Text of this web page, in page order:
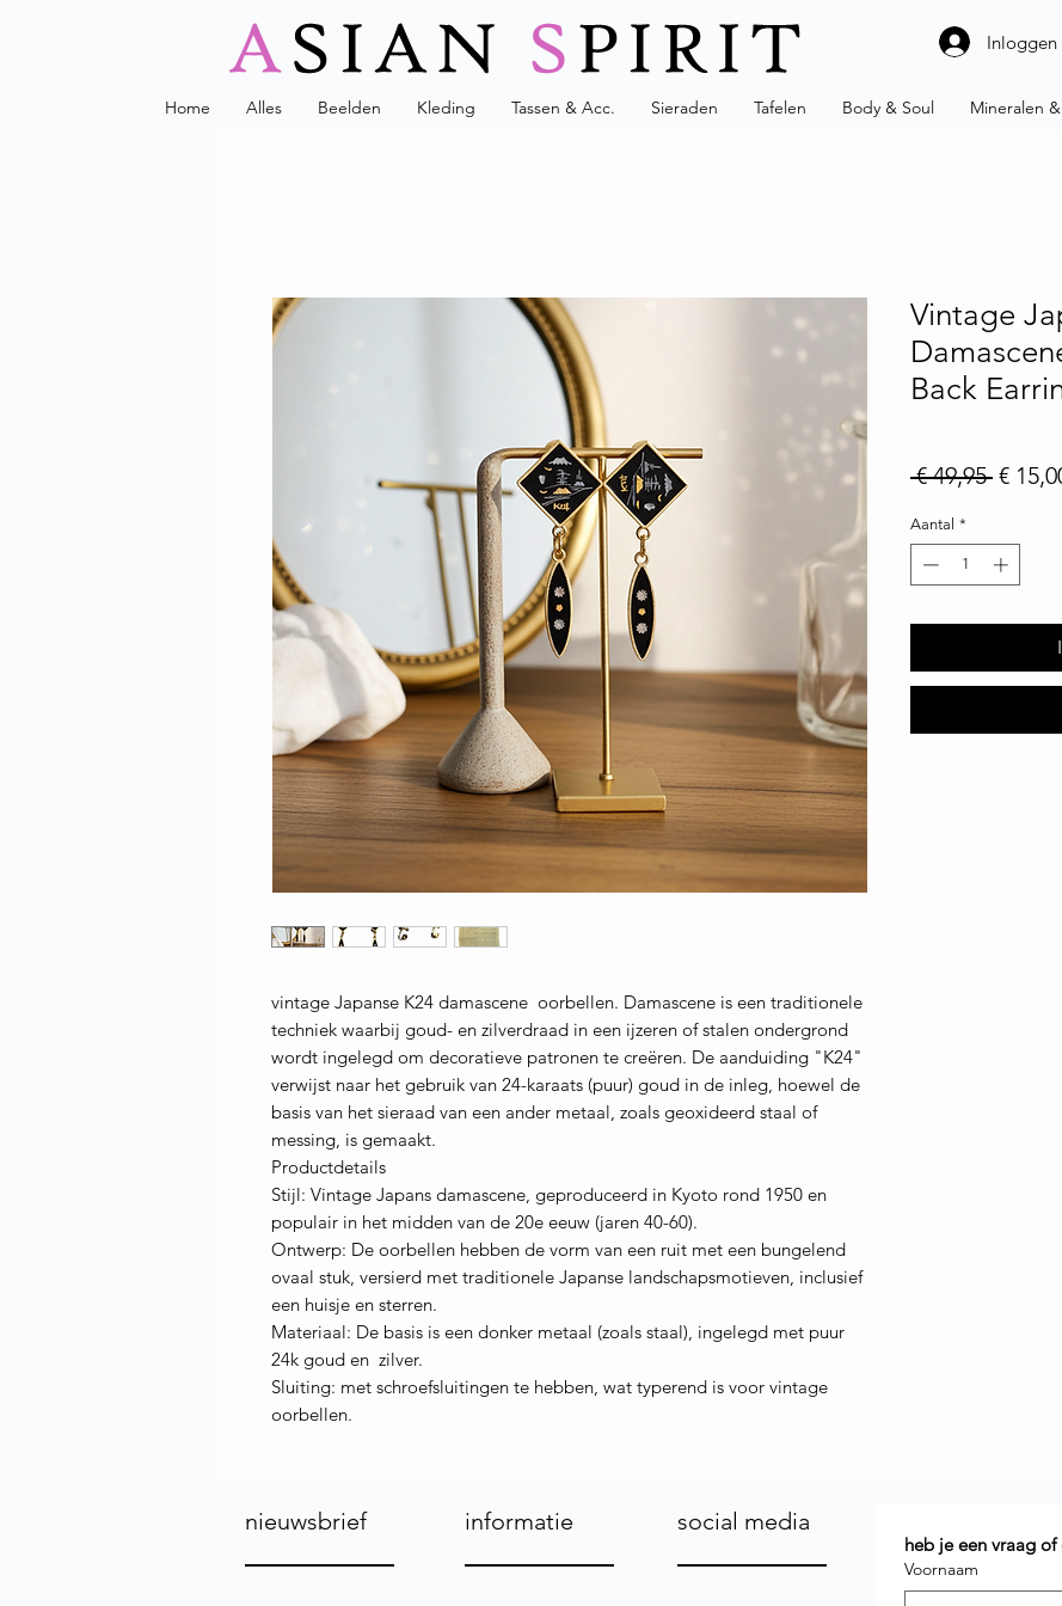
Inloggen
Home Alles Beelden Kleding Tassen & Acc. Sieraden Tafelen Body & Soul Mineralen
vintage Japanse K24 damascene oorbellen. Damascene is een traditionele
techniek waarbij goud- en zilverdraad in een ijzeren of stalen ondergrond
wordt ingelegd om decoratieve patronen te creëren. De aanduiding "K24"
verwijst naar het gebruik van 24-karaats (puur) goud in de inleg, hoewel de
basis van het sieraad van een ander metaal, zoals geoxideerd staal of
messing, is gemaakt.
Productdetails
Stijl: Vintage Japans damascene, geproduceerd in Kyoto rond 1950 en
populair in het midden van de 20e eeuw (jaren 40-60).
Ontwerp: De oorbellen hebben de vorm van een ruit met een bungelend
ovaal stuk, versierd met traditionele Japanse landschapsmotieven, inclusief
een huisje en sterren.
Materiaal: De basis is een donker metaal (zoals staal), ingelegd met puur
24k goud en zilver.
Sluiting: met schroefsluitingen te hebben, wat typerend is voor vintage
oorbellen.
Vintage
Back
€ 49,95 €
Aantal *
nieuwsbrief informatie social media
heb je een vraag
Voornaam